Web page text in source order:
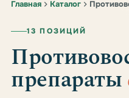
Главная Каталог
13 ПОЗИЦИЙ
препараты